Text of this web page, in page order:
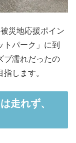
災地応援ポイン
パーク」に到
ブ濡れだったの
します。
走れず、